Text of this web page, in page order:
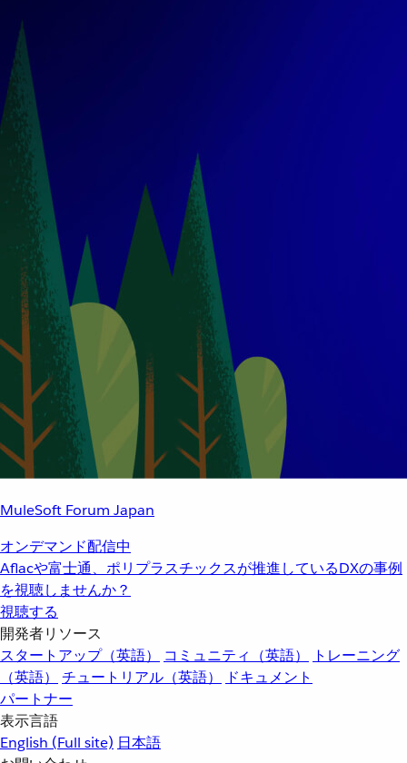
MuleSoft Forum Japan
オンデマンド配信中
Aflacや富士通、ポリプラスチックスが推進しているDXの事例
を視聴しませんか？
視聴する
開発者リソース
スタートアップ（英語）
コミュニティ（英語）
トレーニング
（英語）
チュートリアル（英語）
ドキュメント
パートナー
表示言語
English (Full site) 日本語